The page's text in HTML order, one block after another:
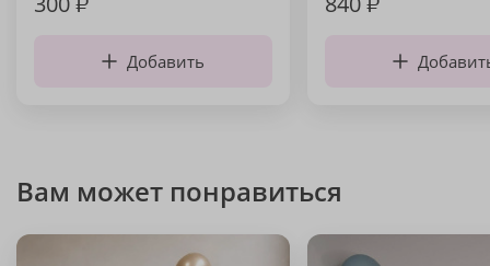
Добавить
Вам может понравиться